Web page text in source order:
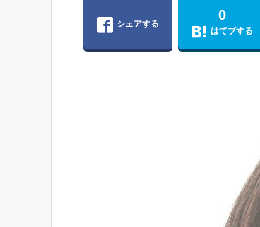
シェアする
0
はてブする